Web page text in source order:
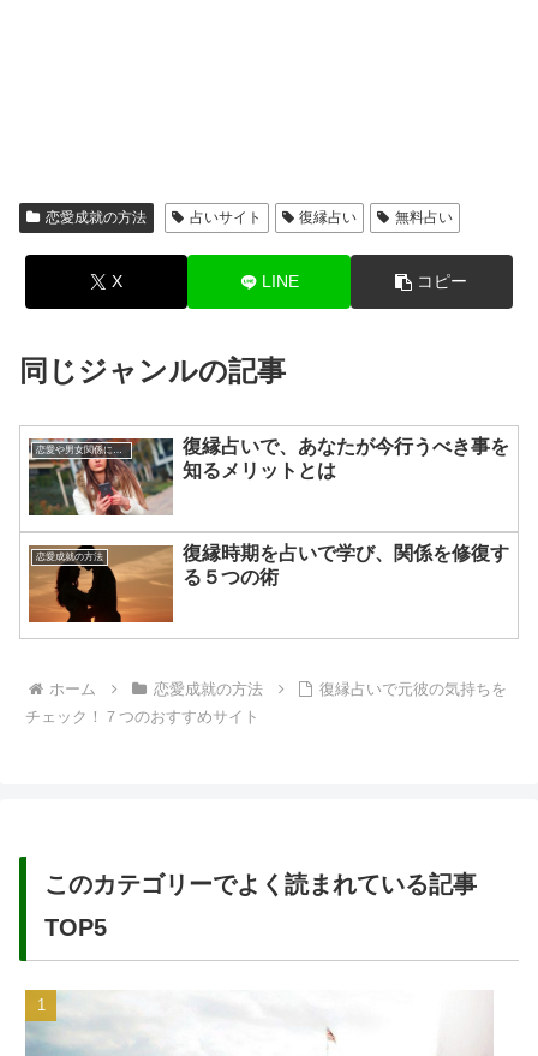
恋愛成就の方法 占いサイト 復縁占い 無料占い
X LINE コピー
同じジャンルの記事
復縁占いで、あなたが今行うべき事を
知るメリットとは
恋愛成就の方法
復縁時期を占いで学び、関係を修復す
る５つの術
ホーム 恋愛成就の方法
復縁占いで元彼の気持ちを
チェック！７つのおすすめサイト
このカテゴリーでよく読まれている記事
TOP5